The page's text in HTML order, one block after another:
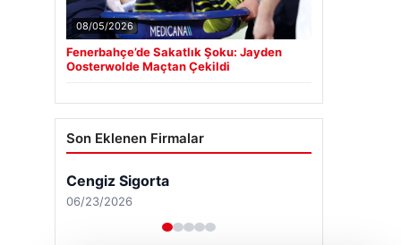
08/05/2026
Fenerbahçe’de Sakatlık Şoku: Jayden
Oosterwolde Maçtan Çekildi
Son Eklenen Firmalar